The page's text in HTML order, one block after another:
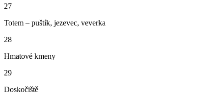
27
Totem – puštík, jezevec, veverka
28
Hmatové kmeny
29
Doskočiště